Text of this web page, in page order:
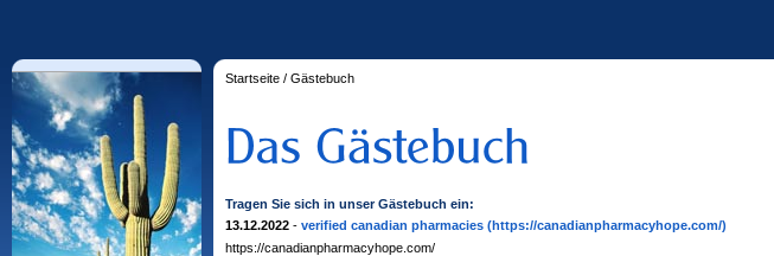
Startseite / Gästebuch
Tragen Sie sich in unser Gästebuch ein:
13.12.2022 - verified canadian pharmacies (https://canadianpharmacyhope.com/)
https://canadianpharmacyhope.com/